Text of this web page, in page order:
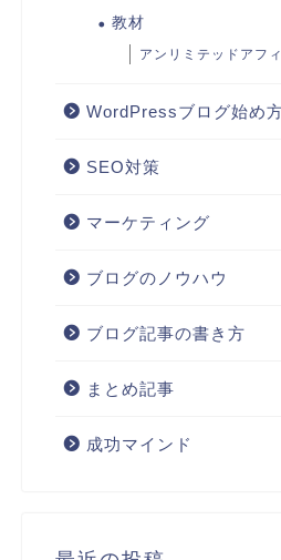
教材
アンリミテッドアフ
WordPressブログ始め
SEO対策
マーケティング
ブログのノウハウ
ブログ記事の書き方
まとめ記事
成功マインド